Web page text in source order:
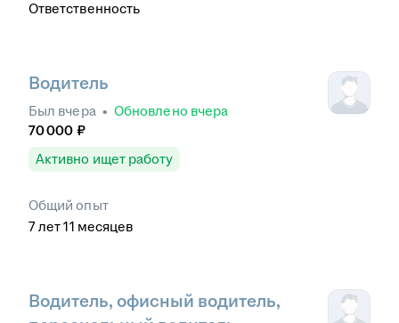
Ответственность
Водитель
Был вчера • Обновлено вчера
70 000 ₽
Активно ищет работу
Общий опыт
7лет 11 месяцев
Водитель, офисный водитель,